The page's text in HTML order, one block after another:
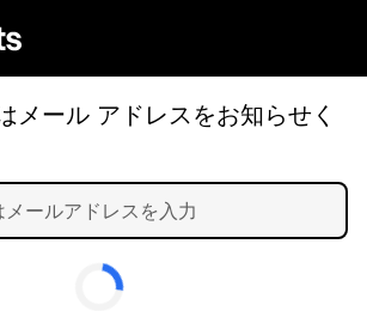
メール アドレスをお知らせく